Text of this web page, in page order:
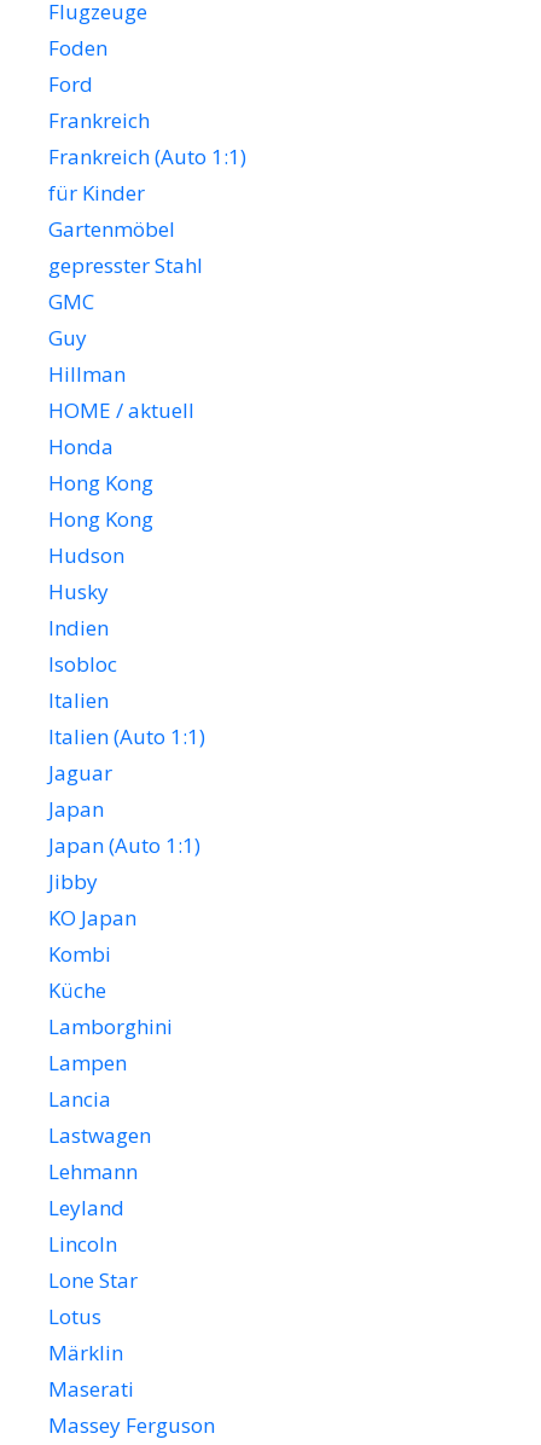
Flugzeuge
Foden
Ford
Frankreich
Frankreich (Auto 1:1)
für Kinder
Gartenmöbel
gepresster Stahl
GMC
Guy
Hillman
HOME / aktuell
Honda
Hong Kong
Hong Kong
Hudson
Husky
Indien
Isobloc
Italien
Italien (Auto 1:1)
Jaguar
Japan
Japan (Auto 1:1)
Jibby
KO Japan
Kombi
Küche
Lamborghini
Lampen
Lancia
Lastwagen
Lehmann
Leyland
Lincoln
Lone Star
Lotus
Märklin
Maserati
Massey Ferguson